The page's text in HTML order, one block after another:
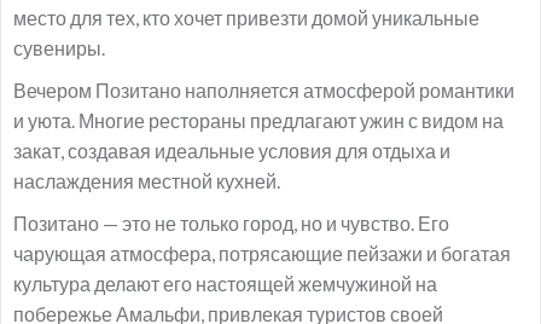
место для тех, кто хочет привезти домой уникальные
сувениры.
Вечером Позитано наполняется атмосферой романтики
и уюта. Многие рестораны предлагают ужин с видом на
закат, создавая идеальные условия для отдыха и
наслаждения местной кухней.
Позитано — это не только город, но и чувство. Его
чарующая атмосфера, потрясающие пейзажи и богатая
культура делают его настоящей жемчужиной на
побережье Амальфи, привлекая туристов своей